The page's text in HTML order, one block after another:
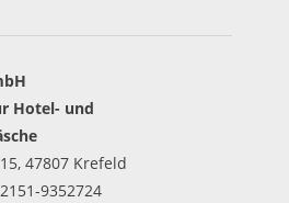
Hotel- und
47807 Krefeld
9352724